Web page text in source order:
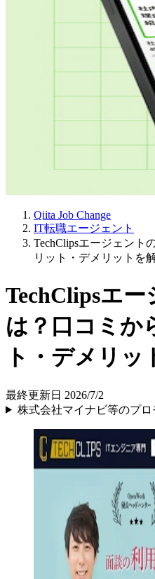
Qiita Job Change
IT転職エージェント
TechClipsエージェント
リット・デメリットを
TechClipsエ
は？口コミか
ト・デメリッ
最終更新日 2026/7/2
株式会社マイナビ等のプ